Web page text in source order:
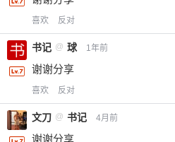
喜欢 反对
书记 @ 球 1年前
谢谢分享
喜欢 反对
文刀 @ 书记 4月前
谢谢分享